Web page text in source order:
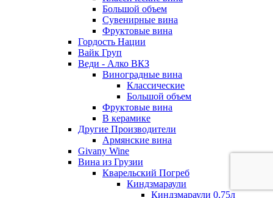
Большой объем
Сувенирные вина
Фруктовые вина
Гордость Нации
Вайк Груп
Веди - Алко ВКЗ
Виноградные вина
Классические
Большой объем
Фруктовые вина
В керамике
Другие Производители
Армянские вина
Givany Wine
Вина из Грузии
Кварельский Погреб
Киндзмараули
Киндзмараули 0,75л